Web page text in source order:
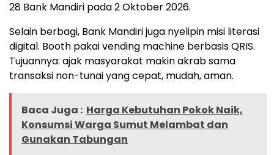
28 Bank Mandiri pada 2 Oktober 2026.
Selain berbagi, Bank Mandiri juga nyelipin misi literasi
digital. Booth pakai vending machine berbasis QRIS.
Tujuannya: ajak masyarakat makin akrab sama
transaksi non-tunai yang cepat, mudah, aman.
Baca Juga : Harga Kebutuhan Pokok Naik,
Konsumsi Warga Sumut Melambat dan
Gunakan Tabungan